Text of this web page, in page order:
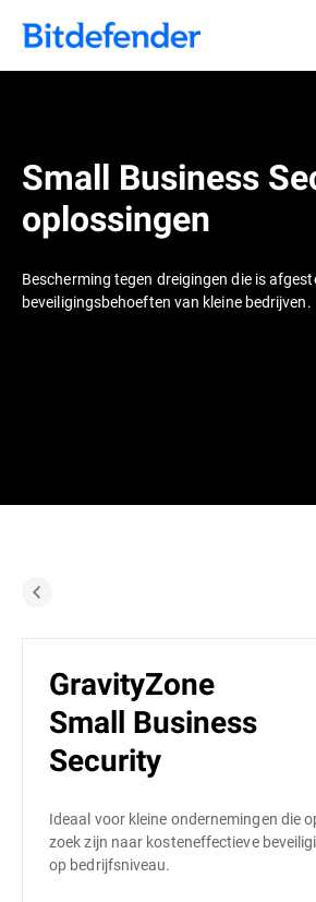
Small Business
oplossingen
Bescherming tegen dreigingen die is
beveiligingsbehoeften van kleine bedrijven.
GravityZone
Small Business
Security
Ideaal voor kleine ondernemingen die
zoek zijn naar kosteneffectieve
op bedrijfsniveau.